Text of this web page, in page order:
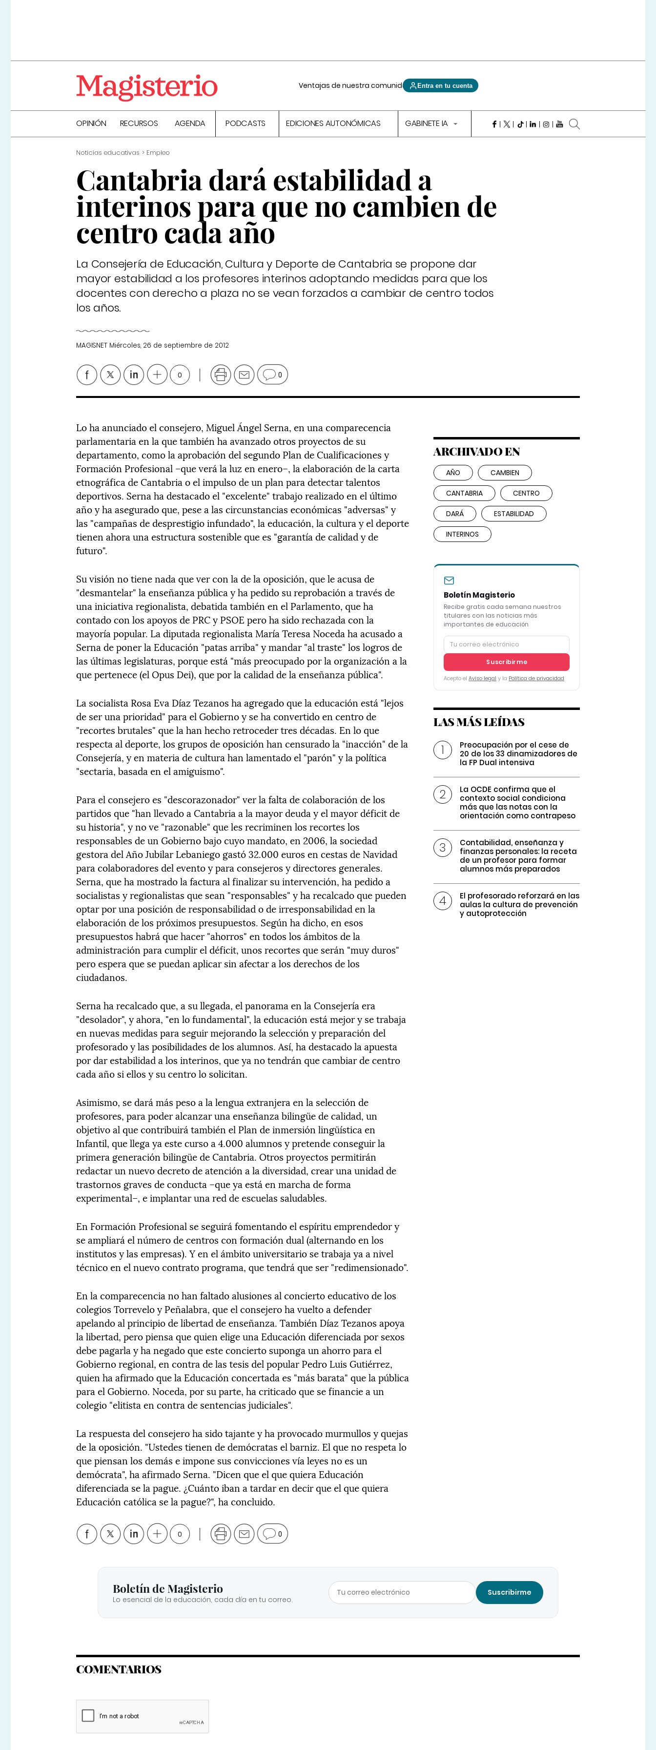
Ventajas de nuestra comunidad Entra en tu cuenta
OPINIÓN RECURSOS AGENDA PODCASTS EDICIONES AUTONÓMICAS GABINETE IA
Noticias educativas Empleo
Cantabria dará estabilidad a
interinos para que no cambien de
centro cada año
La Consejería de Educación, Cultura y Deporte de Cantabria se propone dar
mayor estabilidad a los profesores interinos adoptando medidas para que los
docentes con derecho a plaza no se vean forzados a cambiar de centro todos
los años.
MAGISNET Miércoles, 26 de septiembre de 2012
0 0
Lo ha anunciado el consejero, Miguel Ángel Serna, en una comparecencia
parlamentaria en la que también ha avanzado otros proyectos de su
departamento, como la aprobación del segundo Plan de Cualificaciones y
Formación Profesional –que verá la luz en enero–, la elaboración de la carta
etnográfica de Cantabria o el impulso de un plan para detectar talentos
deportivos. Serna ha destacado el "excelente" trabajo realizado en el último
año y ha asegurado que, pese a las circunstancias económicas "adversas" y
las "campañas de desprestigio infundado", la educación, la cultura y el deporte
tienen ahora una estructura sostenible que es "garantía de calidad y de
futuro".
Su visión no tiene nada que ver con la de la oposición, que le acusa de
"desmantelar" la enseñanza pública y ha pedido su reprobación a través de
una iniciativa regionalista, debatida también en el Parlamento, que ha
contado con los apoyos de PRC y PSOE pero ha sido rechazada con la
mayoría popular. La diputada regionalista María Teresa Noceda ha acusado a
Serna de poner la Educación "patas arriba" y mandar "al traste" los logros de
las últimas legislaturas, porque está "más preocupado por la organización a la
que pertenece (el Opus Dei), que por la calidad de la enseñanza pública".
La socialista Rosa Eva Díaz Tezanos ha agregado que la educación está "lejos
de ser una prioridad" para el Gobierno y se ha convertido en centro de
"recortes brutales" que la han hecho retroceder tres décadas. En lo que
respecta al deporte, los grupos de oposición han censurado la "inacción" de la
Consejería, y en materia de cultura han lamentado el "parón" y la política
"sectaria, basada en el amiguismo".
Para el consejero es "descorazonador" ver la falta de colaboración de los
partidos que "han llevado a Cantabria a la mayor deuda y el mayor déficit de
su historia", y no ve "razonable" que les recriminen los recortes los
responsables de un Gobierno bajo cuyo mandato, en 2006, la sociedad
gestora del Año Jubilar Lebaniego gastó 32.000 euros en cestas de Navidad
para colaboradores del evento y para consejeros y directores generales.
Serna, que ha mostrado la factura al finalizar su intervención, ha pedido a
socialistas y regionalistas que sean "responsables" y ha recalcado que pueden
optar por una posición de responsabilidad o de irresponsabilidad en la
elaboración de los próximos presupuestos. Según ha dicho, en esos
presupuestos habrá que hacer "ahorros" en todos los ámbitos de la
administración para cumplir el déficit, unos recortes que serán "muy duros"
pero espera que se puedan aplicar sin afectar a los derechos de los
ciudadanos.
Serna ha recalcado que, a su llegada, el panorama en la Consejería era
"desolador", y ahora, "en lo fundamental", la educación está mejor y se trabaja
en nuevas medidas para seguir mejorando la selección y preparación del
profesorado y las posibilidades de los alumnos. Así, ha destacado la apuesta
por dar estabilidad a los interinos, que ya no tendrán que cambiar de centro
cada año si ellos y su centro lo solicitan.
Asimismo, se dará más peso a la lengua extranjera en la selección de
profesores, para poder alcanzar una enseñanza bilingüe de calidad, un
objetivo al que contribuirá también el Plan de inmersión lingüística en
Infantil, que llega ya este curso a 4.000 alumnos y pretende conseguir la
primera generación bilingüe de Cantabria. Otros proyectos permitirán
redactar un nuevo decreto de atención a la diversidad, crear una unidad de
trastornos graves de conducta –que ya está en marcha de forma
experimental–, e implantar una red de escuelas saludables.
En Formación Profesional se seguirá fomentando el espíritu emprendedor y
se ampliará el número de centros con formación dual (alternando en los
institutos y las empresas). Y en el ámbito universitario se trabaja ya a nivel
técnico en el nuevo contrato programa, que tendrá que ser "redimensionado".
En la comparecencia no han faltado alusiones al concierto educativo de los
colegios Torrevelo y Peñalabra, que el consejero ha vuelto a defender
apelando al principio de libertad de enseñanza. También Díaz Tezanos apoya
la libertad, pero piensa que quien elige una Educación diferenciada por sexos
debe pagarla y ha negado que este concierto suponga un ahorro para el
Gobierno regional, en contra de las tesis del popular Pedro Luis Gutiérrez,
quien ha afirmado que la Educación concertada es "más barata" que la pública
para el Gobierno. Noceda, por su parte, ha criticado que se financie a un
colegio "elitista en contra de sentencias judiciales".
La respuesta del consejero ha sido tajante y ha provocado murmullos y quejas
de la oposición. "Ustedes tienen de demócratas el barniz. El que no respeta lo
que piensan los demás e impone sus convicciones vía leyes no es un
demócrata", ha afirmado Serna. "Dicen que el que quiera Educación
diferenciada se la pague. ¿Cuánto iban a tardar en decir que el que quiera
Educación católica se la pague?", ha concluido.
0 0
ARCHIVADO EN
AÑO CAMBIEN
CANTABRIA CENTRO
DARÁ ESTABILIDAD
INTERINOS
Boletín Magisterio
Recibe gratis cada semana nuestros
titulares con las noticias más
importantes de educación
Suscribirme
Acepto el Aviso legal y la Política de privacidad
LAS MÁS LEÍDAS
Preocupación por el cese de
20 de los 33 dinamizadores de
la FP Dual intensiva
La OCDE confirma que el
contexto social condiciona
más que las notas con la
orientación como contrapeso
Contabilidad, enseñanza y
finanzas personales: la receta
de un profesor para formar
alumnos más preparados
El profesorado reforzará en las
aulas la cultura de prevención
y autoprotección
Boletín de Magisterio
Lo esencial de la educación, cada día en tu correo.
Suscribirme
COMENTARIOS